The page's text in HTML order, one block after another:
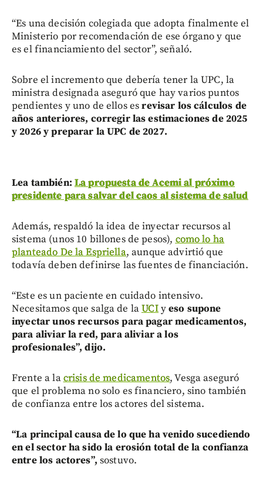
“Es una decisión colegiada que adopta finalmente el
Ministerio por recomendación de ese órgano y que
es el financiamiento del sector”, señaló.
Sobre el incremento que debería tener la UPC, la
ministra designada aseguró que hay varios puntos
pendientes y uno de ellos esrevisar los cálculos de
años anteriores, corregir las estimaciones de 2025
y 2026 y preparar la UPC de 2027.
Lea también: La propuesta de Acemi al próximo
presidente para salvar del caos al sistema de salud
Además, respaldó la idea de inyectar recursos al
sistema (unos 10 billones de pesos), como lo ha
planteado De la Espriella, aunque advirtió que
todavía deben definirse las fuentes de financiación.
“Este es un paciente en cuidado intensivo.
Necesitamos que salga de laUCIyeso supone
inyectar unos recursos para pagar medicamentos,
para aliviar la red, para aliviar a los
profesionales”, dijo.
Frente a lacrisis de medicamentos, Vesga aseguró
que el problema no solo es financiero, sino también
de confianza entre los actores del sistema.
“La principal causa de lo que ha venido sucediendo
en el sector ha sido la erosión total de la confianza
entre los actores”, sostuvo.